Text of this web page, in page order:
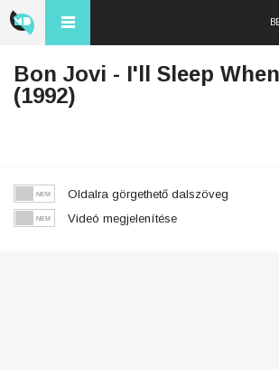
Bon Jovi - I'll Sleep
(1992)
Oldalra görgethető dalszöveg
Videó megjelenítése